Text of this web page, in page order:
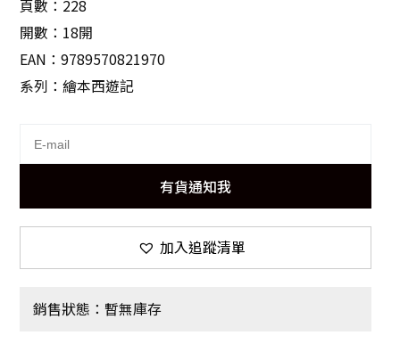
頁數：228
開數：18開
EAN：9789570821970
系列：繪本西遊記
有貨通知我
加入追蹤清單
銷售狀態：暫無庫存